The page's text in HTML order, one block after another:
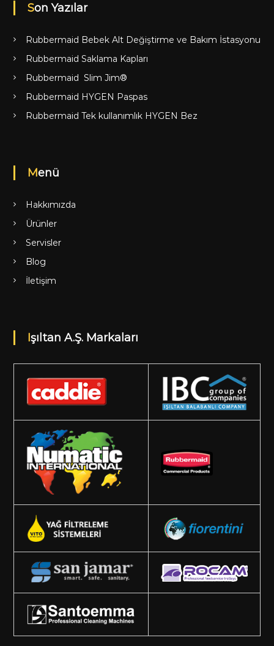
Son Yazılar
Rubbermaid Bebek Alt Değiştirme ve Bakım İstasyonu
Rubbermaid Saklama Kapları
Rubbermaid Slim Jim®
Rubbermaid HYGEN Paspas
Rubbermaid Tek kullanımlık HYGEN Bez
Menü
Hakkımızda
Ürünler
Servisler
Blog
İletişim
Işıltan A.Ş. Markaları